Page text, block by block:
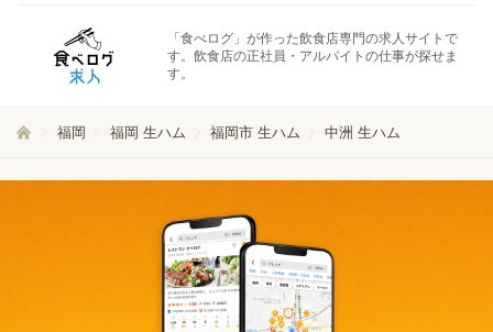
「食べログ」が作った飲食店専門の求人サイトで
す。飲食店の正社員・アルバイトの仕事が探せま
す。
福岡 福岡 生ハム 福岡市 生ハム 中洲 生ハム